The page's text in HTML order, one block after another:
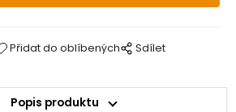
Přidat do oblíbených Sdílet
Popis produktu